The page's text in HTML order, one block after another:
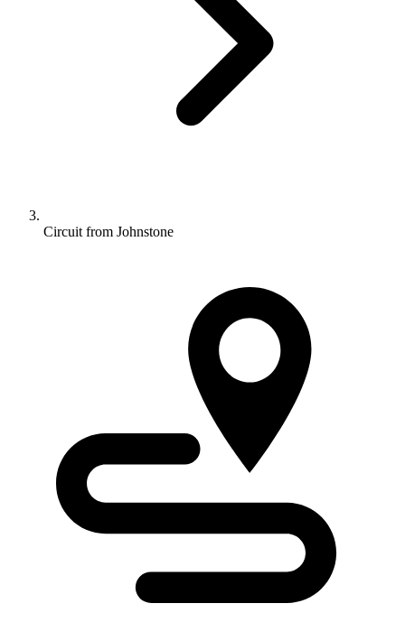
Circuit from Johnstone